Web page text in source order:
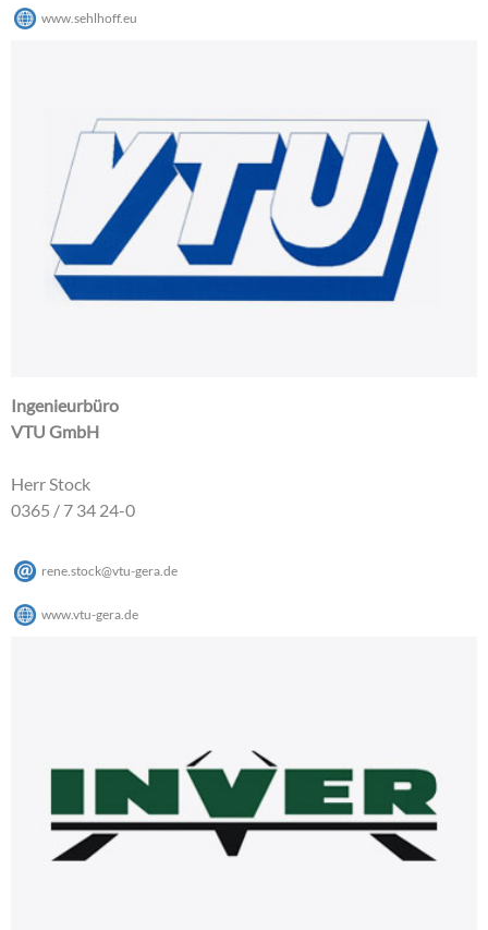
www.sehlhoff.eu
Ingenieurbüro
VTU GmbH
Herr Stock
0365 / 7 34 24-0
rene.stock@vtu-gera de
www.vtu-gera.de